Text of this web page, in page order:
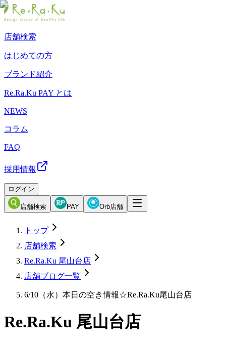
店舗検索
はじめての方
ブランド紹介
Re.Ra.Ku PAY とは
NEWS
コラム
FAQ
採用情報
ログイン
店舗検索 PAY Orb店舗
トップ
店舗検索
Re.Ra.Ku 尾山台店
店舗ブログ一覧
6/10（水）本日の空き情報☆Re.Ra.Ku尾山台店
Re.Ra.Ku 尾山台店